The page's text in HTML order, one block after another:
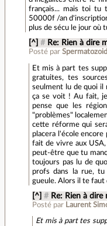
français... mais toi tu
50000f /an
plus de sécu le jour où
[^] # Re: Rien à dire
Posté par
Et mis à part tes
gratuites, tes
seulment lu de quoi il
ça se voit ! Au fait,
pense que les
"problèmes"
cette réforme qui
placera l'école encore
fait de vivre aux
peut-être que tu
toujours pas lu de
profs dans la rue, tu
gueule. Alors il te faut
[^] # Re: Rien à dire
Posté par Laurent
Et mis à part tes